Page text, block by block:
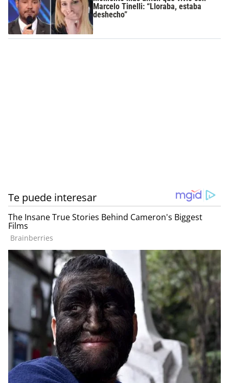
Marcelo Tinelli: “Lloraba, estaba
deshecho”